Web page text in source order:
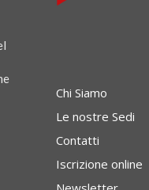
Chi Siamo
Le nostre Sedi
Contatti
Iscrizione online